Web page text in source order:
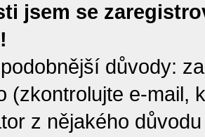
jsem se
důvody:
(zkontrolujte e-mail,
z nějakého